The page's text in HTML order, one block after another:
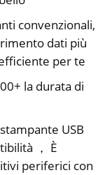
convenzionali,
dati più
per te
la durata di
USB
， È
periferici con